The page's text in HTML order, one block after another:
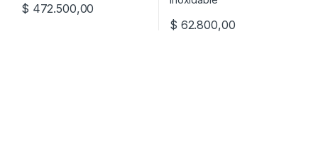
$ 472.500,00
Este producto tiene múltiples variantes. Las opciones se
$ 62.800,00